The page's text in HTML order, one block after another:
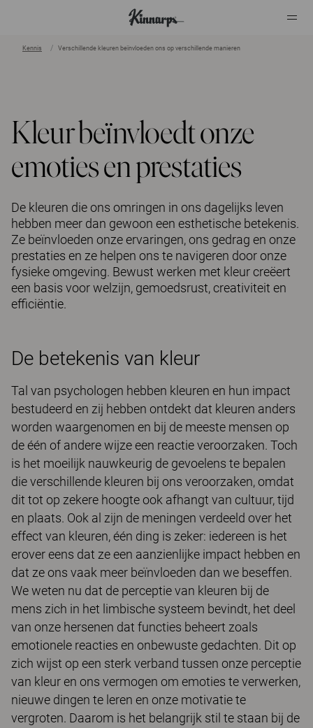
Kennis Verschillende kleuren beïnvloeden ons op verschillende manieren
Kleur beïnvloedt onze
emoties en prestaties
De kleuren die ons omringen in ons dagelijks leven
hebben meer dan gewoon een esthetische betekenis.
Ze beïnvloeden onze ervaringen, ons gedrag en onze
prestaties en ze helpen ons te navigeren door onze
fysieke omgeving. Bewust werken met kleur creëert
een basis voor welzijn, gemoedsrust, creativiteit en
efficiëntie.
De betekenis van kleur
Tal van psychologen hebben kleuren en hun impact
bestudeerd en zij hebben ontdekt dat kleuren anders
worden waargenomen en bij de meeste mensen op
de één of andere wijze een reactie veroorzaken. Toch
is het moeilijk nauwkeurig de gevoelens te bepalen
die verschillende kleuren bij ons veroorzaken, omdat
dit tot op zekere hoogte ook afhangt van cultuur, tijd
en plaats. Ook al zijn de meningen verdeeld over het
effect van kleuren, één ding is zeker: iedereen is het
erover eens dat ze een aanzienlijke impact hebben en
dat ze ons vaak meer beïnvloeden dan we beseffen.
We weten nu dat de perceptie van kleuren bij de
mens zich in het limbische systeem bevindt, het deel
van onze hersenen dat functies beheert zoals
emotionele reacties en onbewuste gedachten. Dit op
zich wijst op een sterk verband tussen onze perceptie
van kleur en ons vermogen om emoties te verwerken,
nieuwe dingen te leren en onze motivatie te
vergroten. Daarom is het belangrijk stil te staan bij de